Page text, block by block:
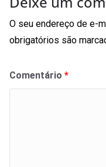
O seu endereço de e-
obrigatórios são
Comentário *